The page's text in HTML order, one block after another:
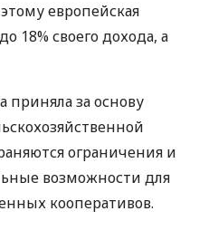
европейская
18% своего дохода, а
приняла за основу
ограничения и
возможности для
кооперативов.